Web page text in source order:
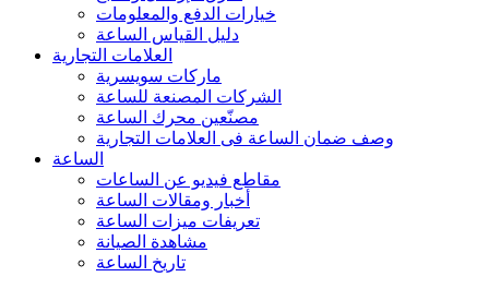
خيارات الدفع والمعلومات
دليل القياس الساعة
العلامات التجارية
ماركات سويسرية
الشركات المصنعة للساعة
مصنّعين محرك الساعة
وصف ضمان الساعة فی العلامات التجارية
الساعة
مقاطع فيديو عن الساعات
أخبار ومقالات الساعة
تعريفات ميزات الساعة
مشاهدة الصيانة
تاريخ الساعة